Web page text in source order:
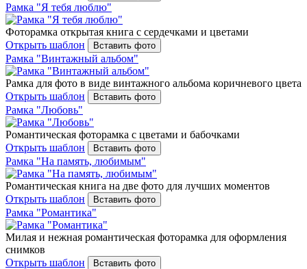
Рамка "Я тебя люблю"
Фоторамка открытая книга с сердечками и цветами
Открыть шаблон
Вставить фото
Рамка "Винтажный альбом"
Рамка для фото в виде винтажного альбома коричневого цвета
Открыть шаблон
Вставить фото
Рамка "Любовь"
Романтическая фоторамка с цветами и бабочками
Открыть шаблон
Вставить фото
Рамка "На память, любимым"
Романтическая книга на две фото для лучших моментов
Открыть шаблон
Вставить фото
Рамка "Романтика"
Милая и нежная романтическая фоторамка для оформления
снимков
Открыть шаблон
Вставить фото